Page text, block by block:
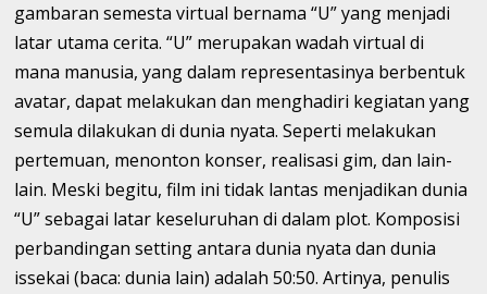
gambaran semesta virtual bernama “U” yang menjadi
latar utama cerita. “U” merupakan wadah virtual di
mana manusia, yang dalam representasinya berbentuk
avatar, dapat melakukan dan menghadiri kegiatan yang
semula dilakukan di dunia nyata. Seperti melakukan
pertemuan, menonton konser, realisasi gim, dan lain-
lain. Meski begitu, film ini tidak lantas menjadikan dunia
“U” sebagai latar keseluruhan di dalam plot. Komposisi
perbandingan setting antara dunia nyata dan dunia
issekai (baca: dunia lain) adalah 50:50. Artinya, penulis